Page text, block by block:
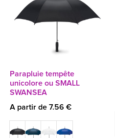
Parapluie tempête
unicolore ou SMALL
SWANSEA
A partir de 7.56 €